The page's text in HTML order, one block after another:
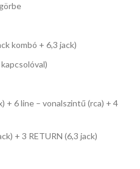
kombó + 6,3 jack)
+ 6 line – vonalszintű (rca) + 4
+ 3 RETURN (6,3 jack)